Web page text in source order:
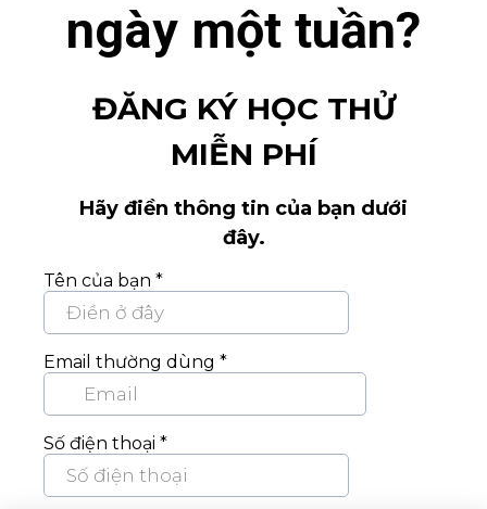
ngày một tuần?
ĐĂNG KÝ HỌC THỬ
MIỄN PHÍ
Hãy điền thông tin của bạn dưới
đây.
Tên của bạn *
Email thường dùng *
Số điện thoại *